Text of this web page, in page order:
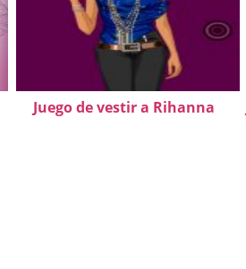
Juego de vestir a Rihanna